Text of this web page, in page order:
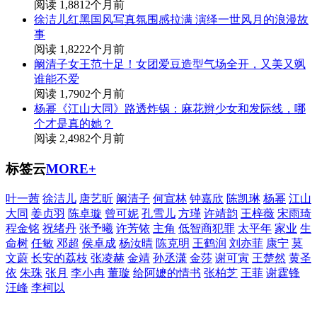
阅读 1,881 2个月前
徐洁儿红黑国风写真氛围感拉满 演绎一世风月的浪漫故
事
阅读 1,8222个月前
阚清子女王范十足！女团爱豆造型气场全开，又美又飒
谁能不爱
阅读 1,7902个月前
杨幂《江山大同》路透炸锅：麻花辫少女和发际线，哪
个才是真的她？
阅读 2,4982个月前
标签云MORE+
叶一茜 徐洁儿 唐艺昕 阚清子 何宣林 钟嘉欣 陈凯琳 杨幂 江山
大同 姜贞羽 陈卓璇 曾可妮 孔雪儿 方瑾 许靖韵 王梓薇 宋雨琦
程金铭 祝绪丹 张予曦 许芳铱 主角 低智商犯罪 太平年 家业 生
命树 任敏 邓超 侯卓成 杨汝晴 陈克明 王鹤润 刘亦菲 康宁 莫
文蔚 长安的荔枝 张凌赫 金靖 孙丞潇 金莎 谢可寅 王楚然 黄圣
依 朱珠 张月 李小冉 董璇 给阿嬷的情书 张柏芝 王菲 谢霆锋
汪峰 李柯以